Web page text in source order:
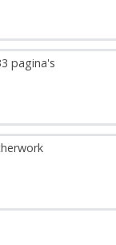
pagina's